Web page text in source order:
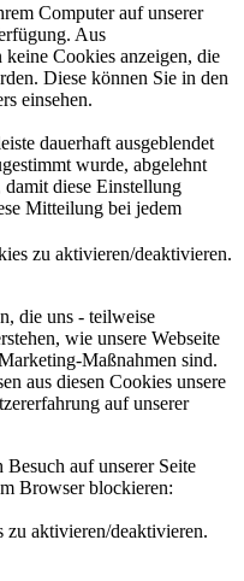
Computer auf unserer
Aus
Cookies anzeigen, die
Diese können Sie in den
einsehen.
dauerhaft ausgeblendet
wurde, abgelehnt
diese Einstellung
Mitteilung bei jedem
zu aktivieren/deaktivieren.
die uns - teilweise
wie unsere Webseite
Maßnahmen sind.
aus diesen Cookies unsere
auf unserer
auf unserer Seite
Browser blockieren:
aktivieren/deaktivieren.